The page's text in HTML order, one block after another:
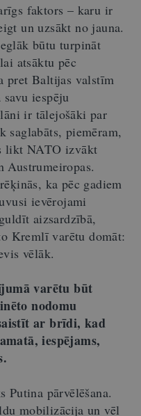
faktors – karu ir
un uzsākt no jauna.
būtu turpināt
atsāktu pēc
pret Baltijas valstīm
iespēju
ir tālejošāki par
saglabāts, piemēram,
likt NATO izvākt
Austrumeiropas.
ka pēc gadiem
ievērojami
aizsardzībā,
Kremlī varētu domāt:
vēlāk.
varētu būt
nodomu
ar brīdi, kad
iespējams,
Putina pārvēlēšana.
mobilizācija un vēl